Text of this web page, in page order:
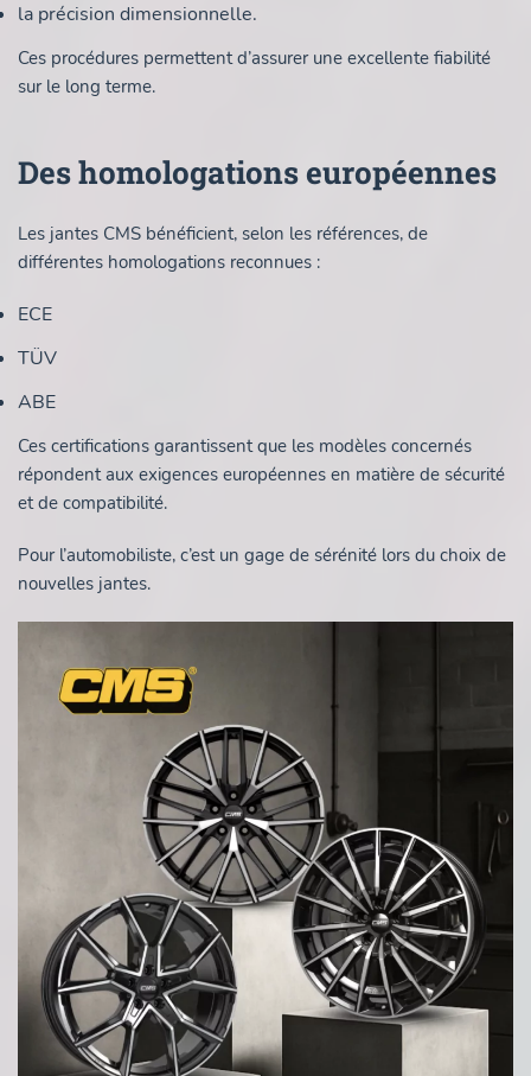
la précision dimensionnelle.
Ces procédures permettent d’assurer une excellente fiabilité
sur le long terme.
Des homologations européennes
Les jantes CMS bénéficient, selon les références, de
différentes homologations reconnues :
ECE
TÜV
ABE
Ces certifications garantissent que les modèles concernés
répondent aux exigences européennes en matière de sécurité
et de compatibilité.
Pour l’automobiliste, c’est un gage de sérénité lors du choix de
nouvelles jantes.